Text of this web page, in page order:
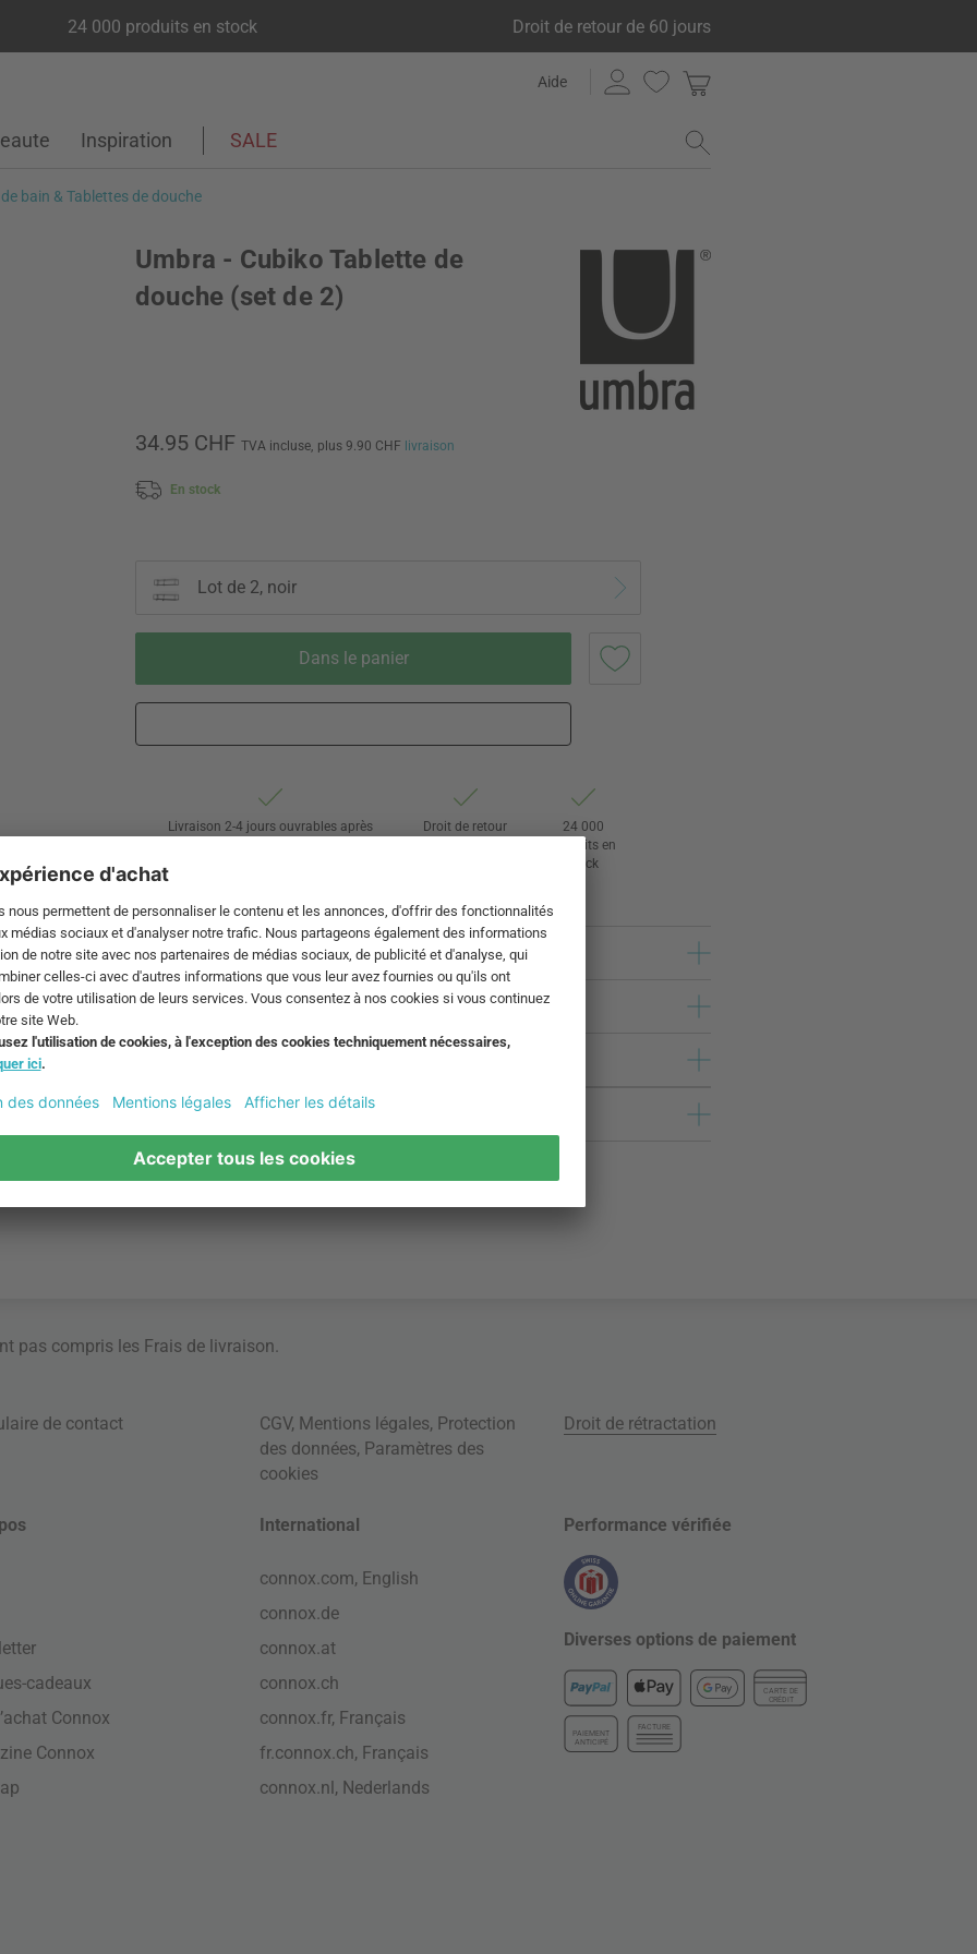
24 000 produits en stock Droit de retour de 60 jours
Aide
Inspiration SALE
bain & Tablettes de douche
Umbra - Cubiko Tablette de
douche (set de 2)
34.95 CHF TVA incluse, plus 9.90 CHF livraison
En stock
Lot de 2, noir
Dans le panier
Livraison 2-4 jours ouvrables après
Droit de retour
24 000
produits en
stock
pas compris les Frais de livraison
de contact CGV, Mentions légales, Protection
des données, Paramètres des
cookies
Droit de rétractation
cadeaux
Connox
Connox
International
connox.com, English
connox.de
connox.at
connox.ch
connox.fr, Français
fr.connox.ch, Français
connox.nl, Nederlands
Performance vérifiée
Diverses options de paiement
CARTE DE
CRÉDIT
PAIEMENT
ANTICIPÉ
FACTURE